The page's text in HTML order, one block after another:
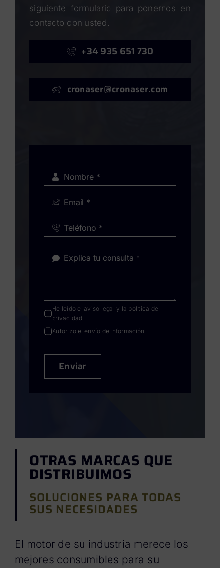
siguiente formulario para ponernos en
contacto con usted.
+34 935 651 730
cronaser@cronaser.com
He leído elaviso legal y la política de
privacidad .
Autorizo el envío de información.
Enviar
OTRAS MARCAS QUE
DISTRIBUIMOS
SOLUCIONES PARA TODAS
SUS NECESIDADES
El motor de su industria merece los
mejores consumibles para su